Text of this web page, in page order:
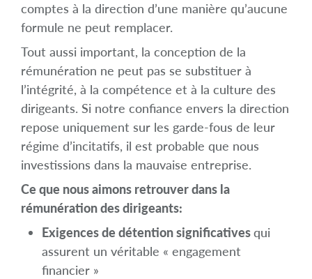
comptes à la direction d’une manière qu’aucune
formule ne peut remplacer.
Tout aussi important, la conception de la
rémunération ne peut pas se substituer à
l’intégrité, à la compétence et à la culture des
dirigeants. Si notre confiance envers la direction
repose uniquement sur les garde-fous de leur
régime d’incitatifs, il est probable que nous
investissions dans la mauvaise entreprise.
Ce que nous aimons retrouver dans la
rémunération des dirigeants:
Exigences de détention significativesqui
assurent un véritable « engagement
financier »